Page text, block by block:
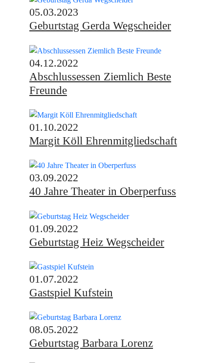
05.03.2023
Geburtstag Gerda Wegscheider
04.12.2022
Abschlussessen Ziemlich Beste
Freunde
01.10.2022
Margit Köll Ehrenmitgliedschaft
03.09.2022
40 Jahre Theater in Oberperfuss
01.09.2022
Geburtstag Heiz Wegscheider
01.07.2022
Gastspiel Kufstein
08.05.2022
Geburtstag Barbara Lorenz